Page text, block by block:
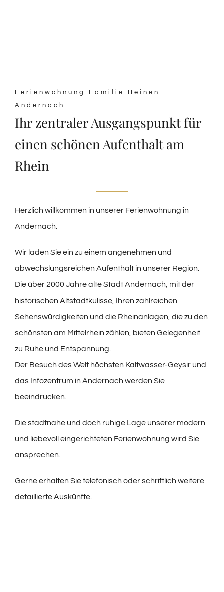
Ferienwohnung Familie Heinen –
Andernach
Ihr zentraler Ausgangspunkt für
einen schönen Aufenthalt am
Rhein
Herzlich willkommen in unserer Ferienwohnung in
Andernach.
Wir laden Sie ein zu einem angenehmen und
abwechslungsreichen Aufenthalt in unserer Region.
Die über 2000 Jahre alte Stadt Andernach, mit der
historischen Altstadtkulisse, Ihren zahlreichen
Sehenswürdigkeiten und die Rheinanlagen, die zu den
schönsten am Mittelrhein zählen, bieten Gelegenheit
zu Ruhe und Entspannung.
Der Besuch des Welt höchsten Kaltwasser-Geysir und
das Infozentrum in Andernach werden Sie
beeindrucken.
Die stadtnahe und doch ruhige Lage unserer modern
und liebevoll eingerichteten Ferienwohnung wird Sie
ansprechen.
Gerne erhalten Sie telefonisch oder schriftlich weitere
detaillierte Auskünfte.